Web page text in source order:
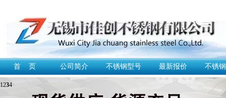
首 页 公司简介 不锈钢型号 最新报价 不锈
1234